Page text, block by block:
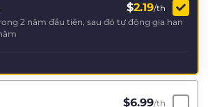
$2.19/th
2 năm đầu tiên, sau đó tự động gia hạn
$6.99/th